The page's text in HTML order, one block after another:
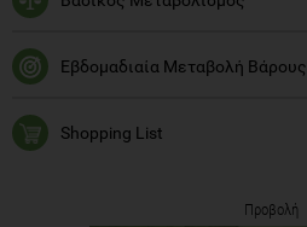
Εβδομαδιαία Μεταβολή Βάρους
Shopping List
Προβολή